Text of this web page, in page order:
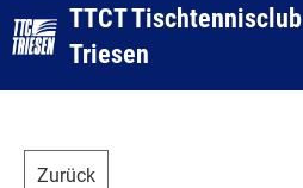
TTCT Tischtennisclub
Triesen
Zurück